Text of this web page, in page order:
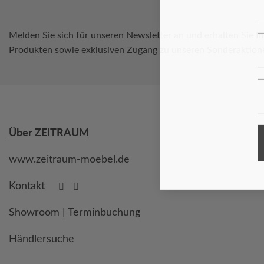
Melden Sie sich für unseren Newsletter an und erhalten Sie
Produkten sowie exklusiven Zugang zu unseren
Über ZEITRAUM
www.zeitraum-moebel.de
Kontakt
Showroom | Terminbuchung
Händlersuche